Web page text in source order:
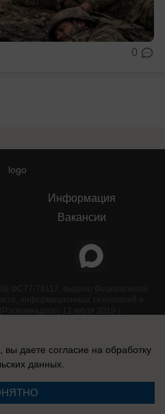
0
Информация
Вакансии
ФС77-76112, выдано Федеральной
информационных технологий и
12 июля 2019 г.
вы даете согласие на обработку
данных.